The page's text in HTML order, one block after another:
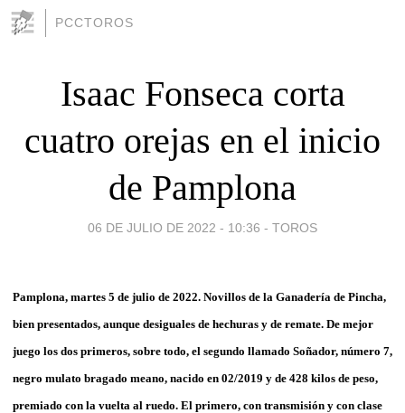
PCCTOROS
Isaac Fonseca corta
cuatro orejas en el inicio
de Pamplona
06 DE JULIO DE 2022 - 10:36 - TOROS
Pamplona, martes 5 de julio de 2022. Novillos de la Ganadería de Pincha,
bien presentados, aunque desiguales de hechuras y de remate. De mejor
juego los dos primeros, sobre todo, el segundo llamado Soñador, número 7,
negro mulato bragado meano, nacido en 02/2019 y de 428 kilos de peso,
premiado con la vuelta al ruedo. El primero, con transmisión y con clase